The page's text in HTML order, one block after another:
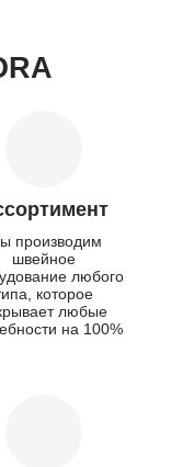
производим
швейное
любого
которое
любые
на 100%